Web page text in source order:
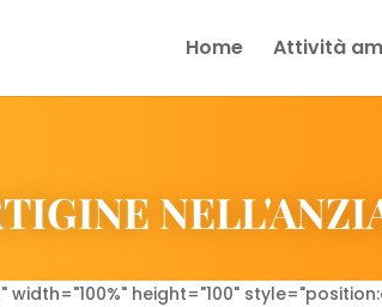
Home Attività
height="100"